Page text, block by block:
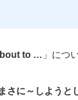
to … 」につ
まさに～しようと